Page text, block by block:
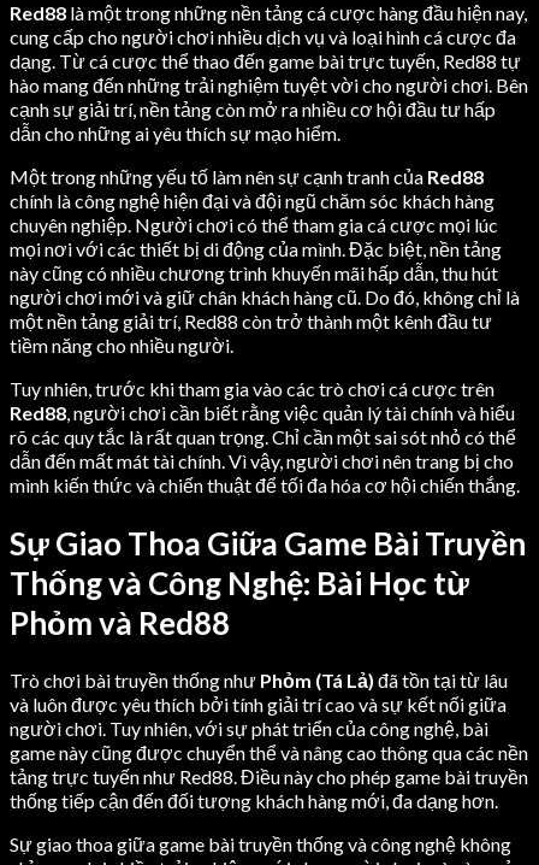
Red88 là một trong những nền tảng cá cược hàng đầu hiện nay,
cung cấp cho người chơi nhiều dịch vụ và loại hình cá cược đa
dạng. Từ cá cược thể thao đến game bài trực tuyến, Red88 tự
hào mang đến những trải nghiệm tuyệt vời cho người chơi. Bên
cạnh sự giải trí, nền tảng còn mở ra nhiều cơ hội đầu tư hấp
dẫn cho những ai yêu thích sự mạo hiểm.
Một trong những yếu tố làm nên sự cạnh tranh của Red88
chính là công nghệ hiện đại và đội ngũ chăm sóc khách hàng
chuyên nghiệp. Người chơi có thể tham gia cá cược mọi lúc
mọi nơi với các thiết bị di động của mình. Đặc biệt, nền tảng
này cũng có nhiều chương trình khuyến mãi hấp dẫn, thu hút
người chơi mới và giữ chân khách hàng cũ. Do đó, không chỉ là
một nền tảng giải trí, Red88 còn trở thành một kênh đầu tư
tiềm năng cho nhiều người.
Tuy nhiên, trước khi tham gia vào các trò chơi cá cược trên
Red88, người chơi cần biết rằng việc quản lý tài chính và hiểu
rõ các quy tắc là rất quan trọng. Chỉ cần một sai sót nhỏ có thể
dẫn đến mất mát tài chính. Vì vậy, người chơi nên trang bị cho
mình kiến thức và chiến thuật để tối đa hóa cơ hội chiến thắng.
Sự Giao Thoa Giữa Game Bài Truyền
Thống và Công Nghệ: Bài Học từ
Phỏm và Red88
Trò chơi bài truyền thống như Phỏm (Tá Lả) đã tồn tại từ lâu
và luôn được yêu thích bởi tính giải trí cao và sự kết nối giữa
người chơi. Tuy nhiên, với sự phát triển của công nghệ, bài
game này cũng được chuyển thể và nâng cao thông qua các nền
tảng trực tuyến như Red88. Điều này cho phép game bài truyền
thống tiếp cận đến đối tượng khách hàng mới, đa dạng hơn.
Sự giao thoa giữa game bài truyền thống và công nghệ không